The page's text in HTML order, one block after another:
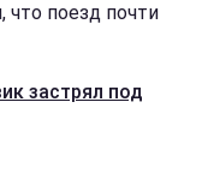
поезд почти
застрял под